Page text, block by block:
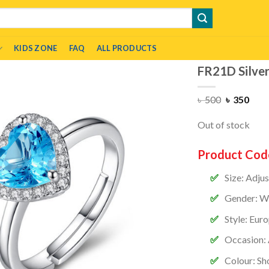
KIDS ZONE FAQ ALL PRODUCTS
FR21D
৳500 ৳ 350
Out of stock
Product
Size:
Gender:
Style:
Occasion:
Colour: